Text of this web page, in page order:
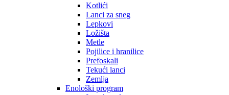
Kotlići
Lanci za sneg
Lepkovi
Ložišta
Metle
Pojilice i hranilice
Prefoskali
Tekući lanci
Zemlja
Enološki program